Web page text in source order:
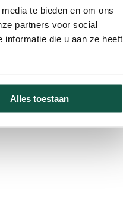
te bieden en om ons
partners voor social
informatie die u aan ze heeft
Alles toestaan